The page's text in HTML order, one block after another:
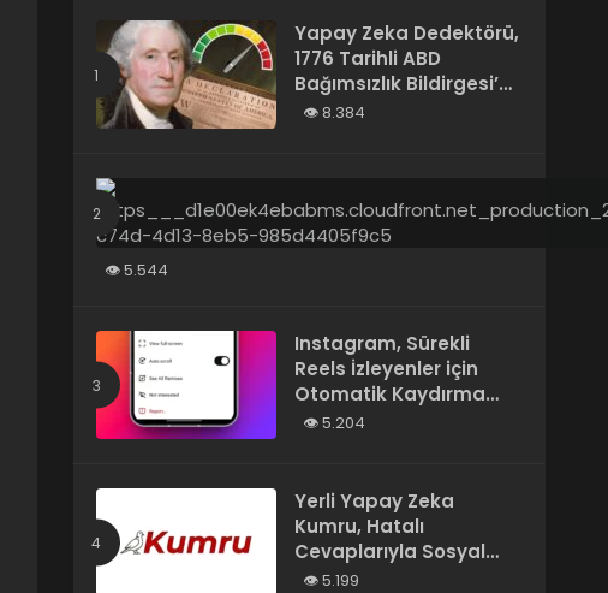
Yapay Zeka Dedektörü,
1776 Tarihli ABD
Bağımsızlık Bildirgesi’ni
“Yapay Zeka
8.384
5.544
Instagram, Sürekli
Reels İzleyenler için
Otomatik Kaydırma
Özelliğini Test Ediyor
5.204
Yerli Yapay Zeka
Kumru, Hatalı
Cevaplarıyla Sosyal
Medyada Gündem
5.199